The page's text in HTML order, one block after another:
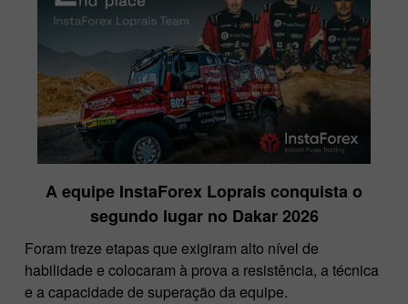
A equipe InstaForex Loprais conquista o
segundo lugar no Dakar 2026
Foram treze etapas que exigiram alto nível de
habilidade e colocaram à prova a resistência, a técnica
e a capacidade de superação da equipe.